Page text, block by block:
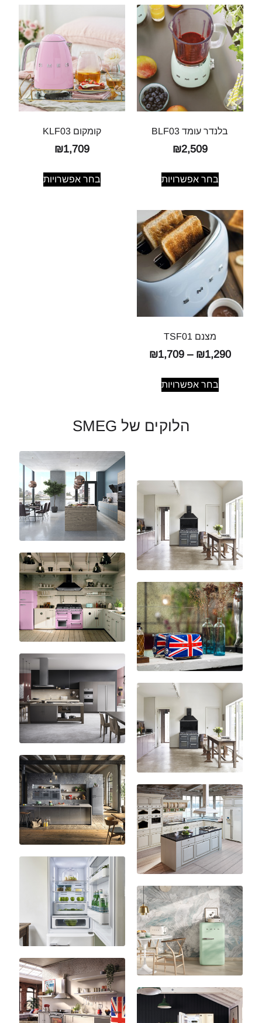
בלנדר עומד BLF03
₪2,509
בחר אפשרויות
קומקום KLF03
₪1,709
בחר אפשרויות
מצנם TSF01
₪1,290
–
₪1,709
בחר אפשרויות
הלוקים של SMEG